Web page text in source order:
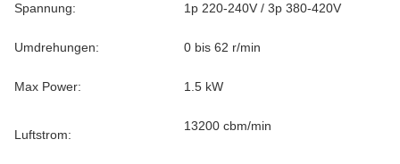
Spannung: 1p 220-240V / 3p 380-420V
Umdrehungen: 0 bis 62 r/min
Max Power: 1.5 kW
Luftstrom:
13200 cbm/min